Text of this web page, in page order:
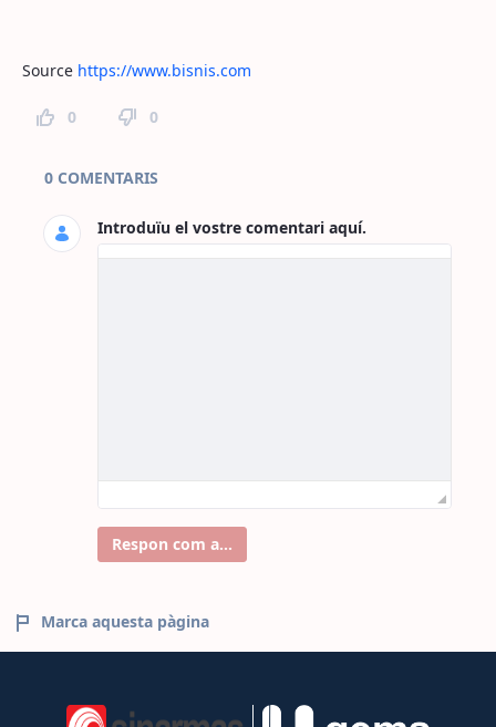
Source https://www.bisnis.com
0 0
Comentaris de la pàgina
0 COMENTARIS
Introduïu el vostre comentari aquí.
Respon com a...
Marca aquesta pàgina